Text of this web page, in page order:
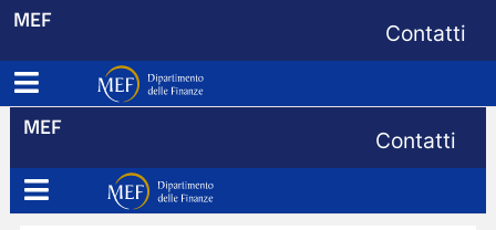
MEF Menu di
Contatti
Apri menu principale
Dipartimento delle Finanze
MEF Menu di
Contatti
Apri menu principale
Dipartimento delle Finanze